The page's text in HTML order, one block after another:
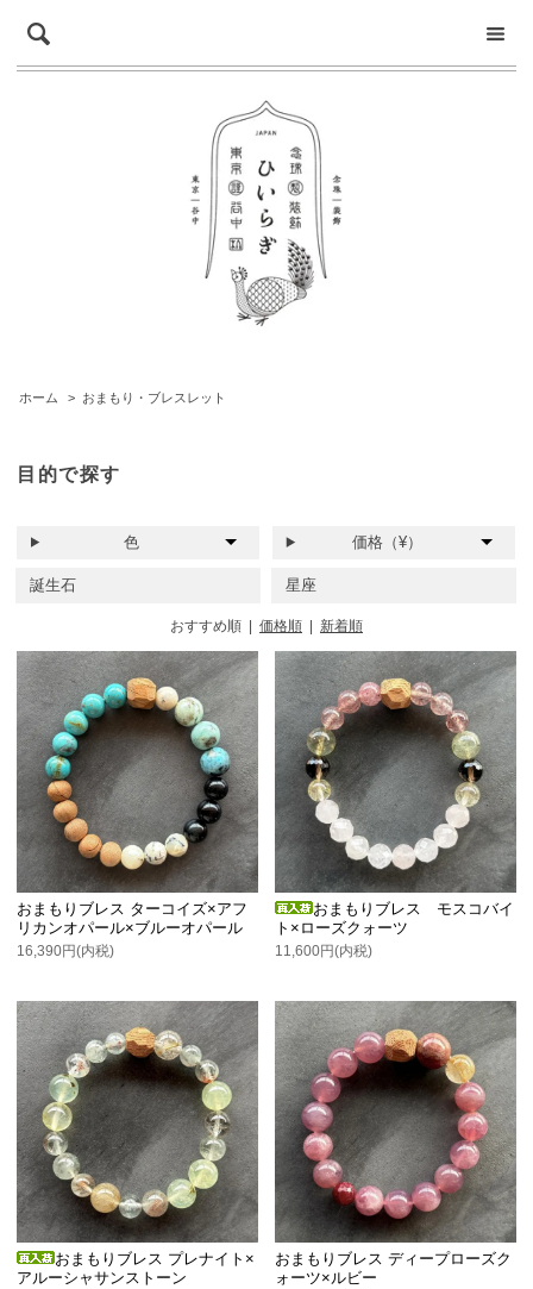
ホーム > おまもり・ブレスレット
目的で探す
色 価格（¥）
誕生石 星座
おすすめ順 価格順 新着順
おまもりブレス ターコイズ×アフ
リカンオパール×ブルーオパール
16,390円(内税)
おまもりブレス モスコバイ
ト×ローズクォーツ
11,600円(内税)
おまもりブレス プレナイト×
アルーシャサンストーン
おまもりブレス ディープローズク
ォーツ×ルビー